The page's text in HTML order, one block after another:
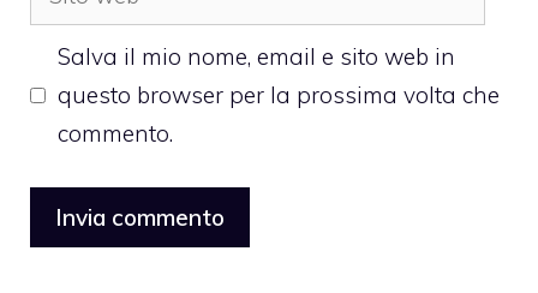
web
Salva il mio nome, email e sito web in
questo browser per la prossima volta che
commento.